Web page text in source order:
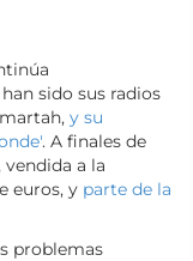
sido sus radios
y su
. A finales de
a la
euros, y parte de la
problemas